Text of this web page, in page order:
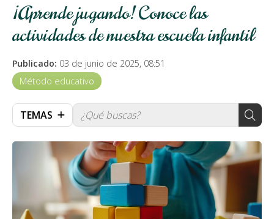
¡Aprende jugando! Conoce las
actividades de nuestra escuela infantil
Publicado: 03 de junio de 2025, 08:51
Método educativo
TEMAS